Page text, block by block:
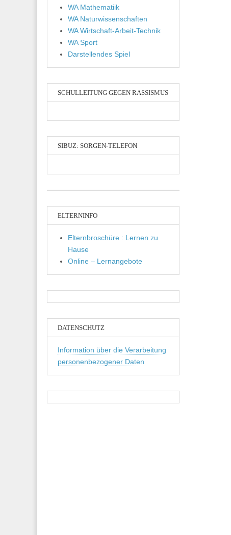
WA Mathematiik
WA Naturwissenschaften
WA Wirtschaft-Arbeit-Technik
WA Sport
Darstellendes Spiel
SCHULLEITUNG GEGEN RASSISMUS
SIBUZ: SORGEN-TELEFON
ELTERNINFO
Elternbroschüre : Lernen zu
Hause
Online – Lernangebote
DATENSCHUTZ
Information über die Verarbeitung
personenbezogener Daten